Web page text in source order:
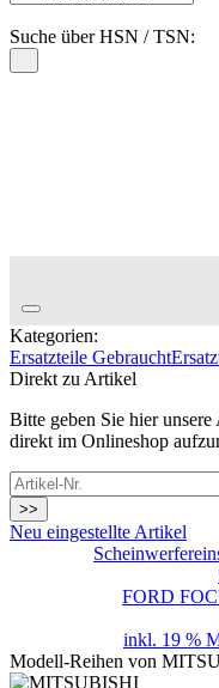
Suche über HSN / TSN:
Kategorien:
Ersatzteile Gebraucht
Direkt zu Artikel
Bitte geben Sie hier
direkt im Onlineshop
>>
Neu eingestellte Artikel
FORD
inkl. 19 %
Modell-Reihen von